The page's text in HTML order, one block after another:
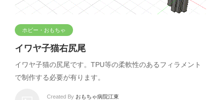
ホビー・おもちゃ
イワヤ子猫右尻尾
イワヤ子猫の尻尾です。TPU等の柔軟性のあるフィラメント
で制作する必要が有ります。
Created By おもちゃ病院江東